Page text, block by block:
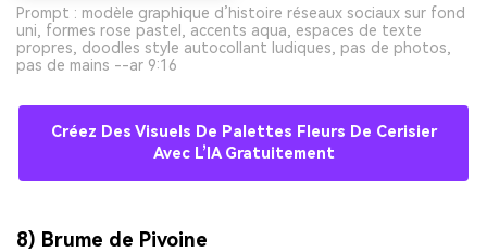
Prompt : modèle graphique d’histoire réseaux sociaux sur fond
uni, formes rose pastel, accents aqua, espaces de texte
propres, doodles style autocollant ludiques, pas de photos,
pas de mains --ar 9:16
Créez Des Visuels De Palettes Fleurs De Cerisier
Avec L’IA Gratuitement
8) Brume de Pivoine